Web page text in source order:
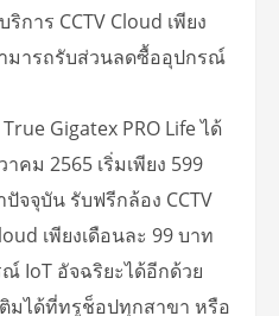
การ CCTV Cloud เพียง
มารถรับส่วนลดซื้ออุปกรณ์
Gigatex PRO Life ได้
คม 2565 เริ่มเพียง 599
จจุบัน รับฟรีกล้อง CCTV
เพียงเดือนละ 99 บาท
IoT อัจฉริยะได้อีกด้วย
ติมได้ที่ทรูช็อปทุกสาขา หรือ